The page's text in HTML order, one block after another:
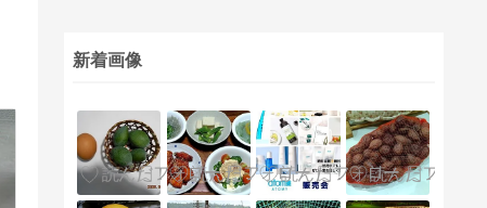
新着画像